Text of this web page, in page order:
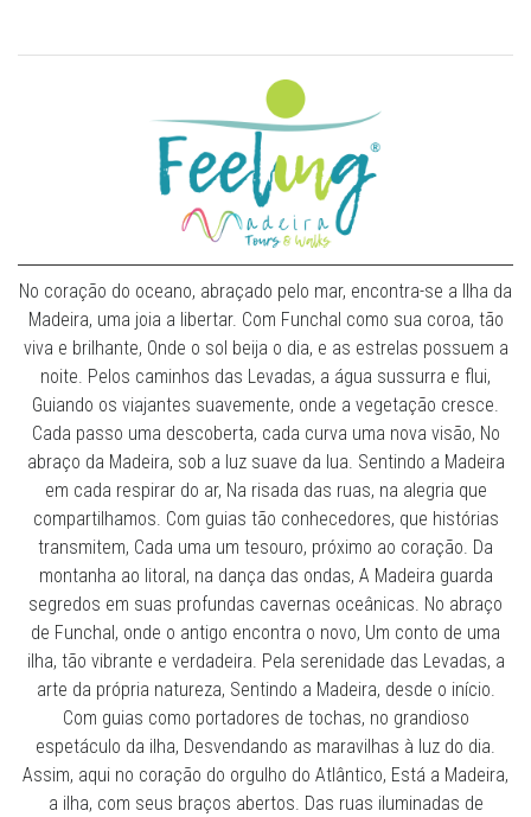
No coração do oceano, abraçado pelo mar, encontra-se a Ilha da
Madeira, uma joia a libertar. Com Funchal como sua coroa, tão
viva e brilhante, Onde o sol beija o dia, e as estrelas possuem a
noite. Pelos caminhos das Levadas, a água sussurra e flui,
Guiando os viajantes suavemente, onde a vegetação cresce.
Cada passo uma descoberta, cada curva uma nova visão, No
abraço da Madeira, sob a luz suave da lua. Sentindo a Madeira
em cada respirar do ar, Na risada das ruas, na alegria que
compartilhamos. Com guias tão conhecedores, que histórias
transmitem, Cada uma um tesouro, próximo ao coração. Da
montanha ao litoral, na dança das ondas, A Madeira guarda
segredos em suas profundas cavernas oceânicas. No abraço
de Funchal, onde o antigo encontra o novo, Um conto de uma
ilha, tão vibrante e verdadeira. Pela serenidade das Levadas, a
arte da própria natureza, Sentindo a Madeira, desde o início.
Com guias como portadores de tochas, no grandioso
espetáculo da ilha, Desvendando as maravilhas à luz do dia.
Assim, aqui no coração do orgulho do Atlântico, Está a Madeira,
a ilha, com seus braços abertos. Das ruas iluminadas de